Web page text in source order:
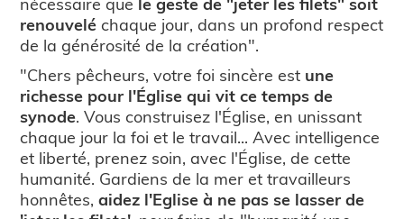
renouvelé chaque jour, dans un profond respect
de la générosité de la création".
"Chers pêcheurs, votre foi sincère est une
richesse pour l'Église qui vit ce temps de
synode. Vous construisez l'Église, en unissant
chaque jour la foi et le travail... Avec intelligence
et liberté, prenez soin, avec l'Église, de cette
humanité. Gardiens de la mer et travailleurs
honnêtes,aidez l'Eglise à ne pas se lasser de